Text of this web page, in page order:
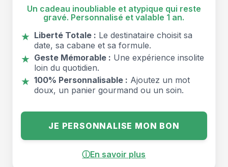
Un cadeau inoubliable et atypique qui reste
gravé. Personnalisé et valable 1 an.
★ Liberté Totale : Le destinataire choisit sa
date, sa cabane et sa formule.
★ Geste Mémorable : Une expérience insolite
loin du quotidien.
★ 100% Personnalisable : Ajoutez un mot
doux, un panier gourmand ou un soin.
JE PERSONNALISE MON BON
ⓘEn savoir plus